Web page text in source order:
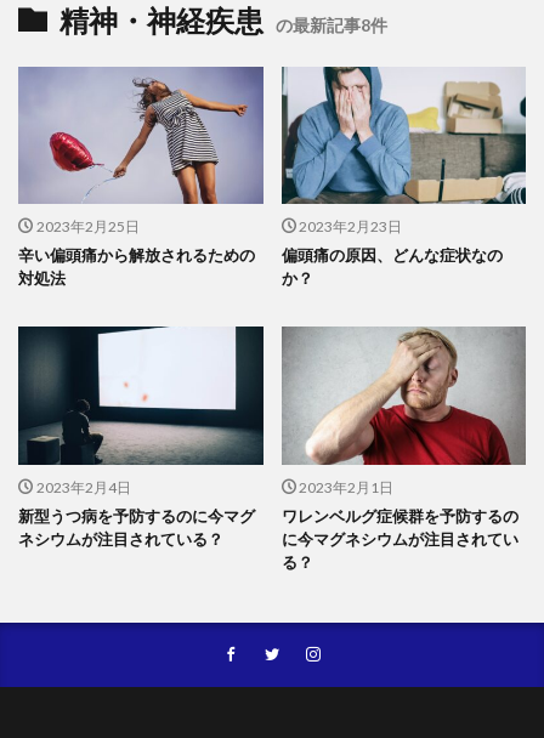
精神・神経疾患 の最新記事8件
2023年2月25日
辛い偏頭痛から解放されるための
対処法
2023年2月23日
偏頭痛の原因、どんな症状なの
か？
2023年2月4日
新型うつ病を予防するのに今マグ
ネシウムが注目されている？
2023年2月1日
ワレンベルグ症候群を予防するの
に今マグネシウムが注目されてい
る？